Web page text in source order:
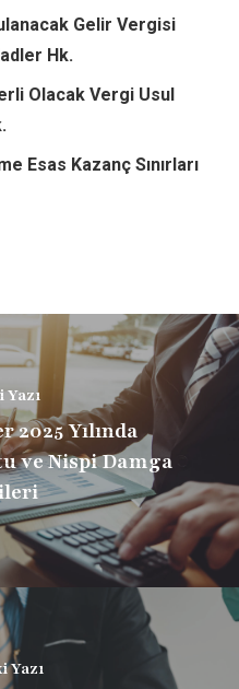
Gelir Vergisi
Hk.
Olacak Vergi Usul
Esas Kazanç Sınırları
2025 Yılında
ve Nispi Damga
Yazı